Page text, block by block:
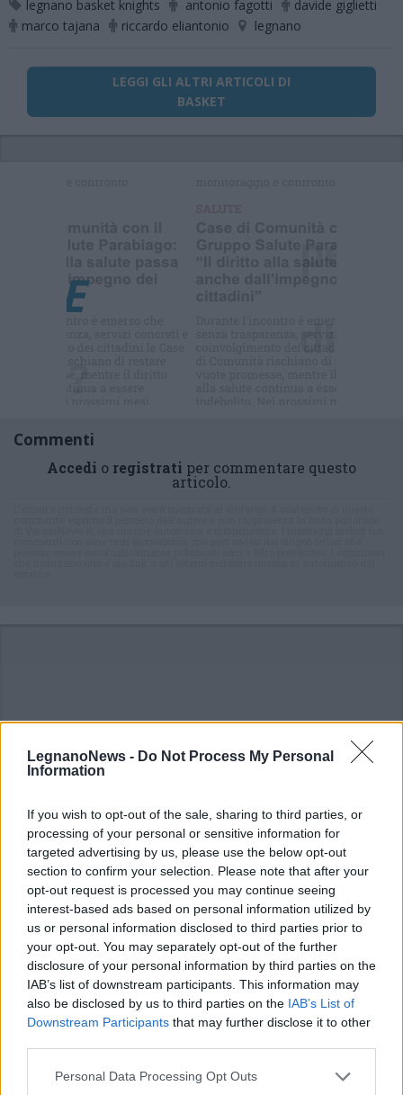
LegnanoNews - Do Not Process My Personal
Information
If you wish to opt-out of the sale, sharing to third parties, or
processing of your personal or sensitive information for
targeted advertising by us, please use the below opt-out
section to confirm your selection. Please note that after your
opt-out request is processed you may continue seeing
interest-based ads based on personal information utilized by
us or personal information disclosed to third parties prior to
your opt-out. You may separately opt-out of the further
disclosure of your personal information by third parties on the
IAB’s list of downstream participants. This information may
also be disclosed by us to third parties on the IAB’s List of
Downstream Participants that may further disclose it to other
Personal Data Processing Opt Outs
legnano basket knights antonio fagotti
davide giglietti
marco tajana
riccardo eliantonio legnano
LEGGI GLI ALTRI ARTICOLI DI
BASKET
Commenti
Accedi o registrati per commentare questo
articolo.
ALTRE NOTIZIE DI LEGNANO